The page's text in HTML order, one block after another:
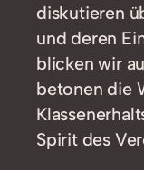
diskutieren
und deren
blicken wir
betonen die
Spirit des